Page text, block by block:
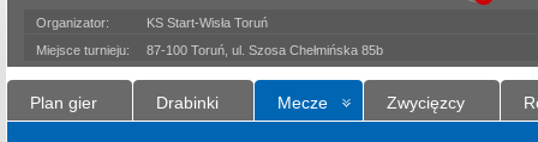
Organizator:
KS Start-Wisła Toruń
Miejsce turnieju:
87-100 Toruń, ul. Szosa Chełmińska 85b
Plan gier Drabinki Mecze Zwycięzcy